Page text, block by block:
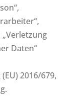
Daten“
2016/679,